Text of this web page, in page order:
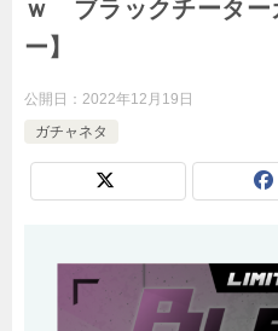
ｗ ブラックチーター
ー】
公開日： 2022年12月19日
ガチャネタ